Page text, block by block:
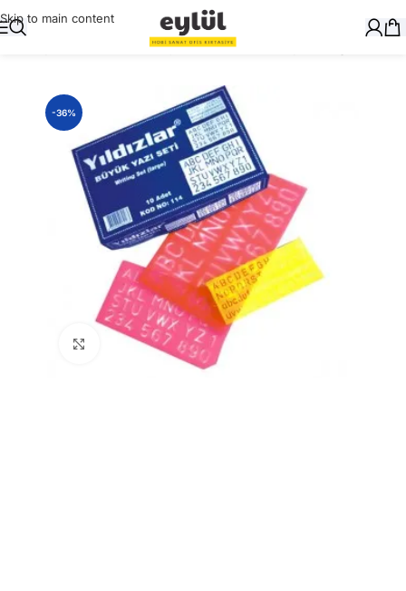
Skip to main content
Masaüstü Gereçler/Cetvelleri, Gönye, Pergel
-36%
Büyütmek için tıklayın